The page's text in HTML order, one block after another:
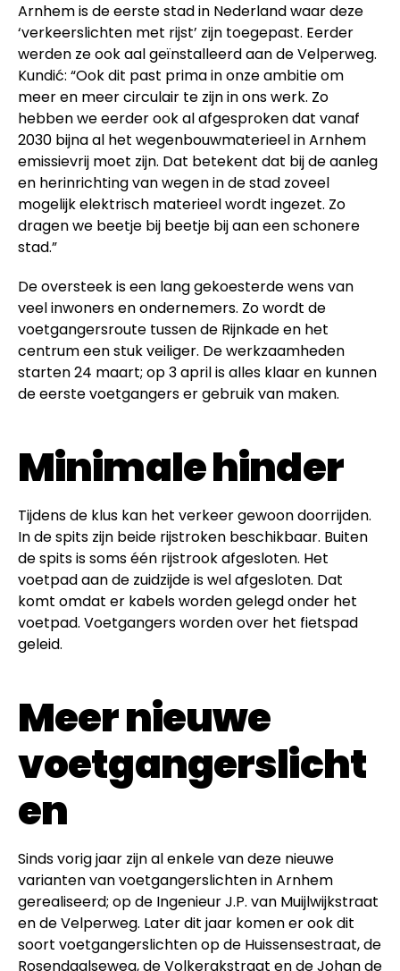
Arnhem is de eerste stad in Nederland waar deze
‘verkeerslichten met rijst’ zijn toegepast. Eerder
werden ze ook aal geïnstalleerd aan de Velperweg.
Kundić: “Ook dit past prima in onze ambitie om
meer en meer circulair te zijn in ons werk. Zo
hebben we eerder ook al afgesproken dat vanaf
2030 bijna al het wegenbouwmaterieel in Arnhem
emissievrij moet zijn. Dat betekent dat bij de aanleg
en herinrichting van wegen in de stad zoveel
mogelijk elektrisch materieel wordt ingezet. Zo
dragen we beetje bij beetje bij aan een schonere
stad.”
De oversteek is een lang gekoesterde wens van
veel inwoners en ondernemers. Zo wordt de
voetgangersroute tussen de Rijnkade en het
centrum een stuk veiliger. De werkzaamheden
starten 24 maart; op 3 april is alles klaar en kunnen
de eerste voetgangers er gebruik van maken.
Minimale hinder
Tijdens de klus kan het verkeer gewoon doorrijden.
In de spits zijn beide rijstroken beschikbaar. Buiten
de spits is soms één rijstrook afgesloten. Het
voetpad aan de zuidzijde is wel afgesloten. Dat
komt omdat er kabels worden gelegd onder het
voetpad. Voetgangers worden over het fietspad
geleid.
Meer nieuwe
voetgangerslicht
en
Sinds vorig jaar zijn al enkele van deze nieuwe
varianten van voetgangerslichten in Arnhem
gerealiseerd; op de Ingenieur J.P. van Muijlwijkstraat
en de Velperweg. Later dit jaar komen er ook dit
soort voetgangerslichten op de Huissensestraat, de
Rosendaalseweg, de Volkerakstraat en de Johan de